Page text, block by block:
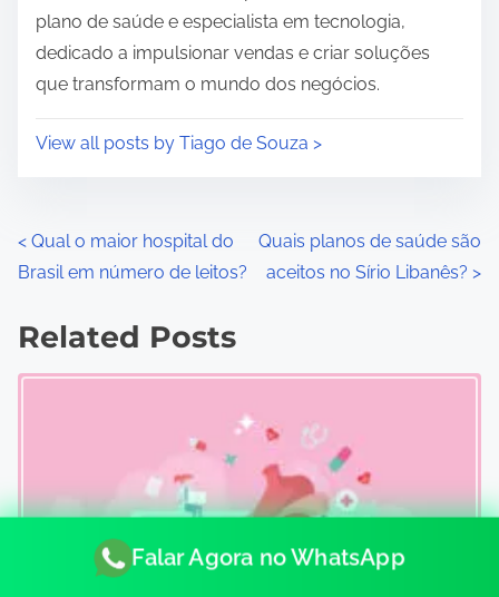
plano de saúde e especialista em tecnologia,
dedicado a impulsionar vendas e criar soluções
que transformam o mundo dos negócios.
View all posts by Tiago de Souza >
P
s
t
a
< Qual o maior hospital do
Brasil em número de leitos?
Quais planos de saúde são
aceitos no Sírio Libanês? >
Related Posts
Falar Agora no WhatsApp